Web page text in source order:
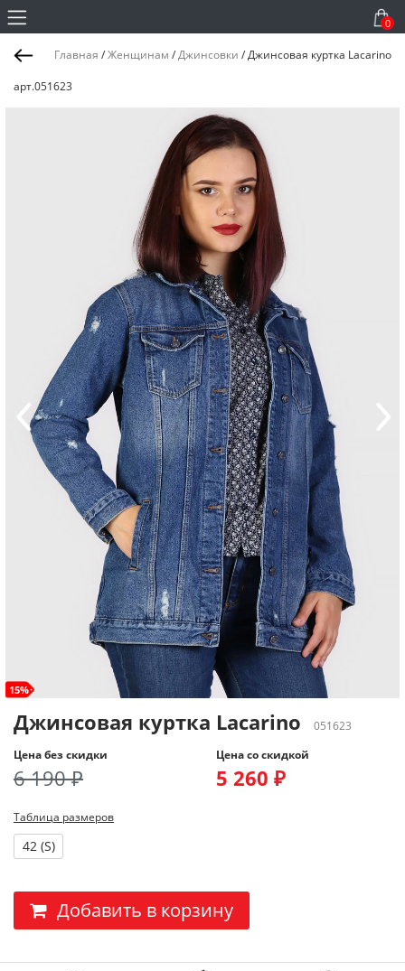
0
Главная /Женщинам /Джинсовки /Джинсовая куртка Lacarino
арт.051623
15%
Джинсовая куртка Lacarino
051623
Цена без скидки
6 190 ₽
Цена со скидкой
5 260 ₽
Таблица размеров
42 (S)
Добавить в корзину